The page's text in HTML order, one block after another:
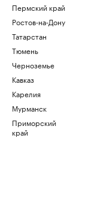
Пермский край
Ростов-на-Дону
Татарстан
Тюмень
Черноземье
Кавказ
Карелия
Мурманск
Приморский
край